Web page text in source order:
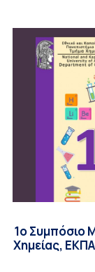
1ο Συμπόσιο
Χημείας,